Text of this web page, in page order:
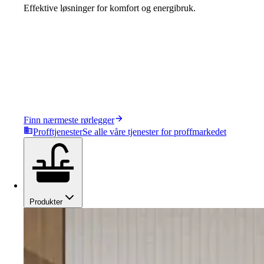
Effektive løsninger for komfort og energibruk.
Finn nærmeste rørlegger
ProfftjenesterSe alle våre tjenester for proffmarkedet
Produkter